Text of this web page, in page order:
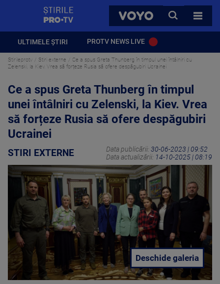
VOYO
CAUTA
TOATE
ULTIMELE ȘTIRI PROTV NEWS LIVE
Stirileprotv Stiri externe
Ce a spus Greta Thunberg în timpul unei întâlniri cu
Zelenski, la Kiev. Vrea să forțeze Rusia să ofere despăgubiri Ucrainei
Ce a spus Greta Thunberg în timpul
unei întâlniri cu Zelenski, la Kiev. Vrea
să forțeze Rusia să ofere despăgubiri
Ucrainei
STIRI EXTERNE Data publicării: 30-06-2023 | 09:52
Data actualizării: 14-10-2025 | 08:19
Deschide galeria